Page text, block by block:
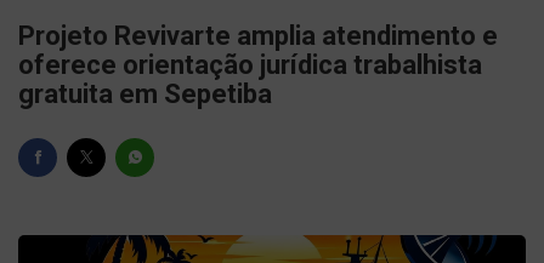
Projeto Revivarte amplia atendimento e
oferece orientação jurídica trabalhista
gratuita em Sepetiba